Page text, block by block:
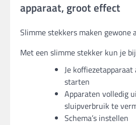
apparaat, groot effect
Slimme stekkers maken gewone
Met een slimme stekker kun je
Je
starten
Apparaten volledig
sluipverbruik te
Schema’s instellen